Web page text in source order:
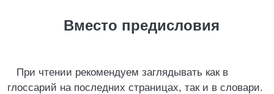
Вместо предисловия
При чтении рекомендуем заглядывать как в
глоссарий на последних страницах, так и в словари.